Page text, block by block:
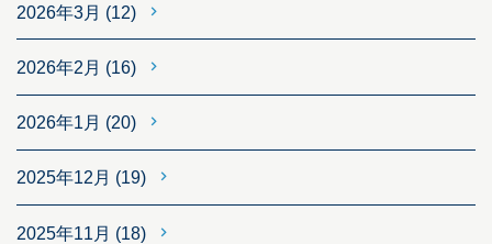
2026年3月 (12)
2026年2月 (16)
2026年1月 (20)
2025年12月 (19)
2025年11月 (18)